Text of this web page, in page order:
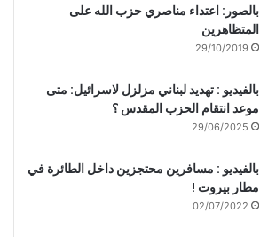
بالصور: اعتداء مناصري حزب الله على
المتظاهرين
29/10/2019
بالفيديو : تهديد لبناني مزلزل لاسرائيل: متى
موعد انتقام الحزب المقدس ؟
29/06/2025
بالفيديو : مسافرين محتجزين داخل الطائرة في
مطار بيروت !
02/07/2022